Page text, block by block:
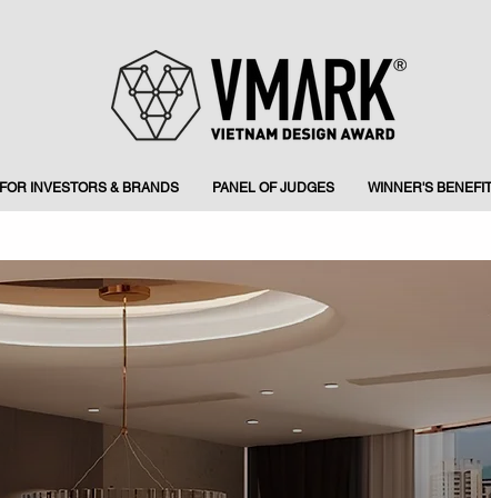
FOR INVESTORS & BRANDS PANEL OF JUDGES WINNER'S